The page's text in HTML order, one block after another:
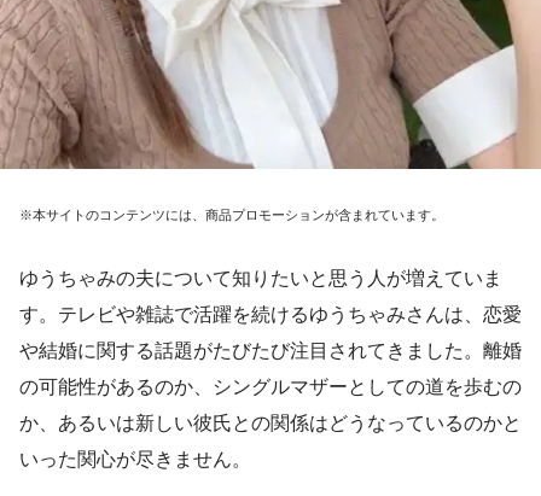
※本サイトのコンテンツには、商品プロモーションが含まれています。
ゆうちゃみの夫について知りたいと思う人が増えていま
す。テレビや雑誌で活躍を続けるゆうちゃみさんは、恋愛
や結婚に関する話題がたびたび注目されてきました。離婚
の可能性があるのか、シングルマザーとしての道を歩むの
か、あるいは新しい彼氏との関係はどうなっているのかと
いった関心が尽きません。